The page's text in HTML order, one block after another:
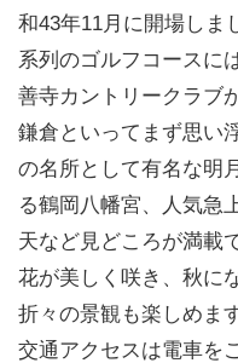
和43年11月に開場しま
系列のゴルフコースに
善寺カントリークラブ
鎌倉といってまず思い
の名所として有名な明
る鶴岡八幡宮、人気急
天など見どころが満載
花が美しく咲き、秋に
折々の景観も楽しめます
交通アクセスは電車を